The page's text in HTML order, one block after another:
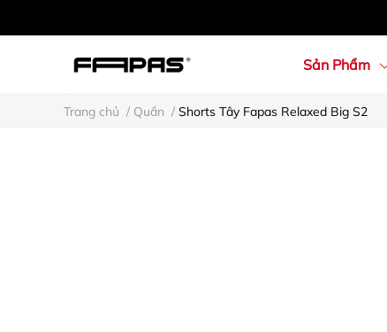
Sản Phẩm
Trang chủ / Quần / Shorts Tây Fapas Relaxed Big S2